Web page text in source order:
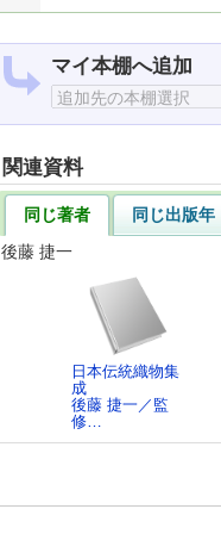
マイ本棚へ追加
関連資料
同じ著者
同じ出版年
後藤 捷一
日本伝統織物集
成
後藤 捷一／監
修…